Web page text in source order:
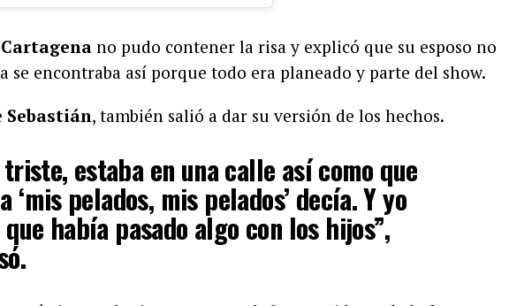
Cartagena no pudo contener la risa y explicó que su esposo no
se encontraba así porque todo era planeado y parte del show.
Sebastián, también salió a dar su versión de los hechos.
estaba en una calle así como que
‘mis pelados, mis pelados’ decía. Y yo
que había pasado algo con los hijos”,